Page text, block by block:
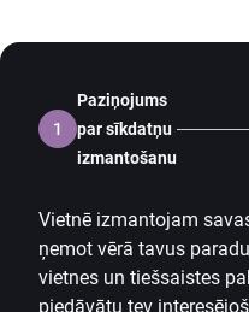
1
Paziņojums
par sīkdatņu
izmantošanu
Vietnē izmantojam
ņemot vērā tavus
vietnes un tiešsaistes
piedāvātu tev